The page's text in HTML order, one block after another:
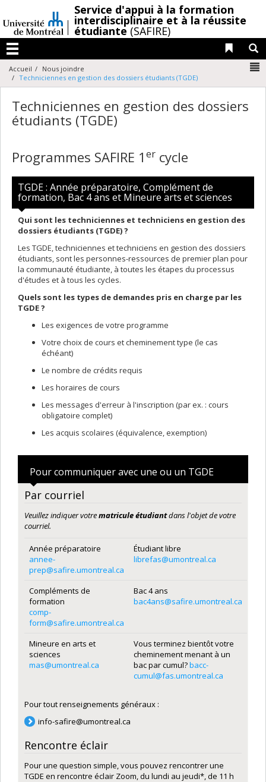
au
contenu
/
Service d'appui à la formation
interdisciplinaire et à la réussite
étudiante (SAFIRE)
Menu
Liens
Accueil
Nous joindre
Techniciennes en gestion des dossiers étudiants (TGDE)
Techniciennes en gestion des dossiers
étudiants (TGDE)
Programmes SAFIRE 1 er cycle
TGDE : Année préparatoire, Complément de
formation, Bac 4 ans et Mineure arts et sciences
Qui sont les techniciennes et techniciens en gestion des
dossiers étudiants (TGDE) ?
Les TGDE, techniciennes et techniciens en gestion des dossiers
étudiants, sont les personnes-ressources de premier plan pour
la communauté étudiante, à toutes les étapes du processus
d'études et à tous les cycles.
Quels sont les types de demandes pris en charge par les
TGDE ?
Les exigences de votre programme
Votre choix de cours et cheminement type (le cas
échéant)
Le nombre de crédits requis
Les horaires de cours
Les messages d'erreur à l'inscription (par ex. : cours
obligatoire complet)
Les acquis scolaires (équivalence, exemption)
Pour communiquer avec une ou un TGDE
Par courriel
Veuillez indiquer votrematricule étudiantdans l'objet de votre
courriel.
Année préparatoire
annee-
prep@safire.umontreal.ca
Étudiant libre
librefas@umontreal.ca
Compléments de
formation
comp-
form@safire.umontreal.ca
Bac 4 ans
bac4ans@safire.umontreal.ca
Mineure en arts et
sciences
mas@umontreal.ca
Vous terminez bientôt votre
cheminement menant à un
bac par cumul?bacc-
cumul@fas.umontreal.ca
Pour tout renseignements généraux :
info-safire@umontreal.ca
Rencontre éclair
Pour une question simple, vous pouvez rencontrer une
TGDE en rencontre éclair Zoom, du lundi au jeudi*, de 11 h